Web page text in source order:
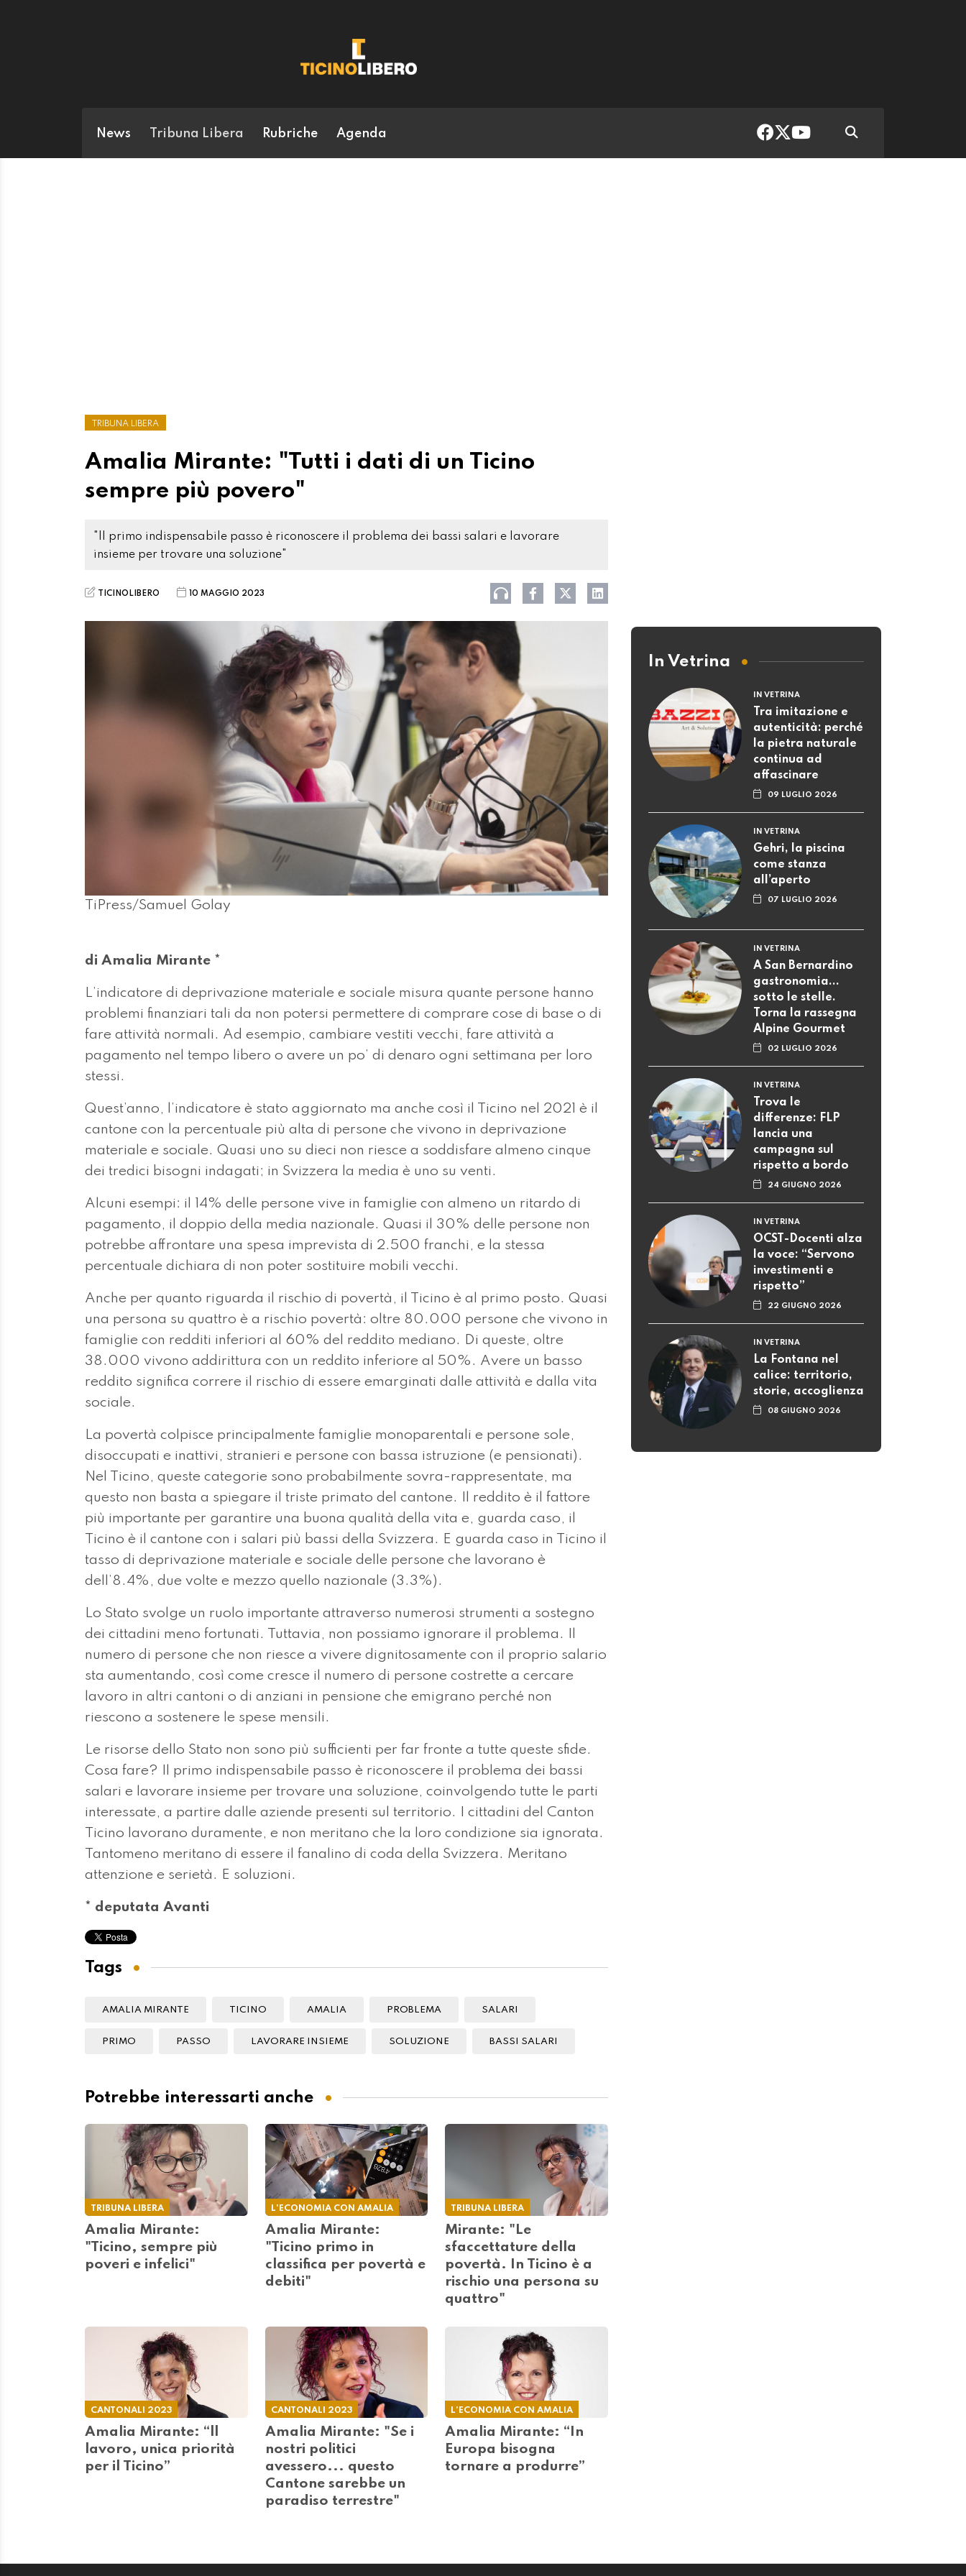
News Tribuna Libera Rubriche Agenda
TRIBUNA LIBERA
Amalia Mirante: "Tutti i dati di un Ticino
sempre più povero"
"Il primo indispensabile passo è riconoscere il problema dei bassi salari e lavorare
insieme per trovare una soluzione"
TICINOLIBERO 10 MAGGIO 2023
TiPress/Samuel Golay
di Amalia Mirante *
L’indicatore di deprivazione materiale e sociale misura quante persone hanno
problemi finanziari tali da non potersi permettere di comprare cose di base o di
fare attività normali. Ad esempio, cambiare vestiti vecchi, fare attività a
pagamento nel tempo libero o avere un po’ di denaro ogni settimana per loro
stessi.
Quest’anno, l’indicatore è stato aggiornato ma anche così il Ticino nel 2021 è il
cantone con la percentuale più alta di persone che vivono in deprivazione
materiale e sociale. Quasi uno su dieci non riesce a soddisfare almeno cinque
dei tredici bisogni indagati; in Svizzera la media è uno su venti.
Alcuni esempi: il 14% delle persone vive in famiglie con almeno un ritardo di
pagamento, il doppio della media nazionale. Quasi il 30% delle persone non
potrebbe affrontare una spesa imprevista di 2.500 franchi, e la stessa
percentuale dichiara di non poter sostituire mobili vecchi.
Anche per quanto riguarda il rischio di povertà, il Ticino è al primo posto. Quasi
una persona su quattro è a rischio povertà: oltre 80.000 persone che vivono in
famiglie con redditi inferiori al 60% del reddito mediano. Di queste, oltre
38.000 vivono addirittura con un reddito inferiore al 50%. Avere un basso
reddito significa correre il rischio di essere emarginati dalle attività e dalla vita
sociale.
La povertà colpisce principalmente famiglie monoparentali e persone sole,
disoccupati e inattivi, stranieri e persone con bassa istruzione (e pensionati).
Nel Ticino, queste categorie sono probabilmente sovra-rappresentate, ma
questo non basta a spiegare il triste primato del cantone. Il reddito è il fattore
più importante per garantire una buona qualità della vita e, guarda caso, il
Ticino è il cantone con i salari più bassi della Svizzera. E guarda caso in Ticino il
tasso di deprivazione materiale e sociale delle persone che lavorano è
dell’8.4%, due volte e mezzo quello nazionale (3.3%).
Lo Stato svolge un ruolo importante attraverso numerosi strumenti a sostegno
dei cittadini meno fortunati. Tuttavia, non possiamo ignorare il problema. Il
numero di persone che non riesce a vivere dignitosamente con il proprio salario
sta aumentando, così come cresce il numero di persone costrette a cercare
lavoro in altri cantoni o di anziani in pensione che emigrano perché non
riescono a sostenere le spese mensili.
Le risorse dello Stato non sono più sufficienti per far fronte a tutte queste sfide.
Cosa fare? Il primo indispensabile passo è riconoscere il problema dei bassi
salari e lavorare insieme per trovare una soluzione, coinvolgendo tutte le parti
interessate, a partire dalle aziende presenti sul territorio. I cittadini del Canton
Ticino lavorano duramente, e non meritano che la loro condizione sia ignorata.
Tantomeno meritano di essere il fanalino di coda della Svizzera. Meritano
attenzione e serietà. E soluzioni.
* deputata Avanti
Tags
AMALIA MIRANTE TICINO AMALIA PROBLEMA SALARI
PRIMO PASSO LAVORARE INSIEME SOLUZIONE BASSI SALARI
Potrebbe interessarti anche
TRIBUNA LIBERA
Amalia Mirante:
"Ticino, sempre più
poveri e infelici"
L'ECONOMIA CON AMALIA
Amalia Mirante:
"Ticino primo in
classifica per povertà e
debiti"
TRIBUNA LIBERA
Mirante: "Le
sfaccettature della
povertà. In Ticino è a
rischio una persona su
quattro"
CANTONALI 2023
Amalia Mirante: “ll
lavoro, unica priorità
per il Ticino”
CANTONALI 2023
Amalia Mirante: "Se i
nostri politici
avessero... questo
Cantone sarebbe un
paradiso terrestre"
L'ECONOMIA CON AMALIA
Amalia Mirante: “In
Europa bisogna
tornare a produrre”
In Vetrina
IN VETRINA
Tra imitazione e
autenticità: perché
la pietra naturale
continua ad
affascinare
09 LUGLIO 2026
IN VETRINA
Gehri, la piscina
come stanza
all’aperto
07 LUGLIO 2026
IN VETRINA
A San Bernardino
gastronomia...
sotto le stelle.
Torna la rassegna
Alpine Gourmet
02 LUGLIO 2026
IN VETRINA
Trova le
differenze: FLP
lancia una
campagna sul
rispetto a bordo
24 GIUGNO 2026
IN VETRINA
OCST-Docenti alza
la voce: “Servono
investimenti e
rispetto”
22 GIUGNO 2026
IN VETRINA
La Fontana nel
calice: territorio,
storie, accoglienza
08 GIUGNO 2026